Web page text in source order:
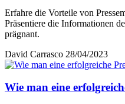
Erfahre die Vorteile von
Präsentiere die Informationen
prägnant.
David Carrasco 28/04/2023
Wie man eine